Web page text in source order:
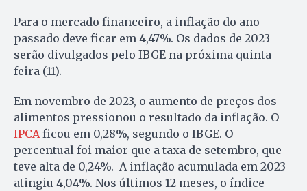
Para o mercado financeiro, a inflação do ano
passado deve ficar em 4,47%. Os dados de 2023
serão divulgados pelo IBGE na próxima quinta-
feira (11).
Em novembro de 2023, o aumento de preços dos
alimentos pressionou o resultado da inflação. O
IPCAficou em 0,28%, segundo o IBGE. O
percentual foi maior que a taxa de setembro, que
teve alta de 0,24%. A inflação acumulada em 2023
atingiu 4,04%. Nos últimos 12 meses, o índice